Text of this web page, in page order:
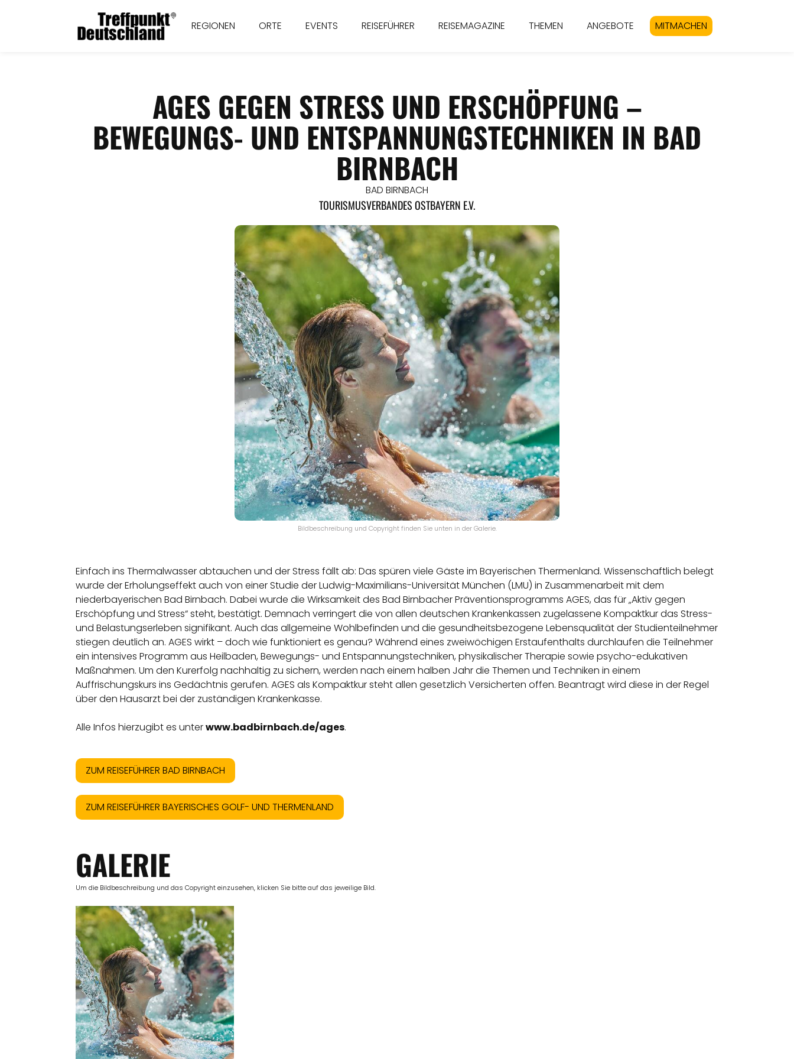
REGIONEN ORTE EVENTS REISEFÜHRER REISEMAGAZINE THEMEN ANGEBOTE MITMACHEN
AGES GEGEN STRESS UND ERSCHÖPFUNG –
BEWEGUNGS- UND ENTSPANNUNGSTECHNIKEN IN BAD
BIRNBACH
BAD BIRNBACH
TOURISMUSVERBANDES OSTBAYERN E.V.
Bildbeschreibung und Copyright finden Sie unten in der Galerie.
Einfach ins Thermalwasser abtauchen und der Stress fällt ab: Das spüren viele Gäste im Bayerischen Thermenland. Wissenschaftlich belegt
wurde der Erholungseffekt auch von einer Studie der Ludwig-Maximilians-Universität München (LMU) in Zusammenarbeit mit dem
niederbayerischen Bad Birnbach. Dabei wurde die Wirksamkeit des Bad Birnbacher Präventionsprogramms AGES, das für „Aktiv gegen
Erschöpfung und Stress“ steht, bestätigt. Demnach verringert die von allen deutschen Krankenkassen zugelassene Kompaktkur das Stress-
und Belastungserleben signifikant. Auch das allgemeine Wohlbefinden und die gesundheitsbezogene Lebensqualität der Studienteilnehmer
stiegen deutlich an. AGES wirkt – doch wie funktioniert es genau? Während eines zweiwöchigen Erstaufenthalts durchlaufen die Teilnehmer
ein intensives Programm aus Heilbaden, Bewegungs- und Entspannungstechniken, physikalischer Therapie sowie psycho-edukativen
Maßnahmen. Um den Kurerfolg nachhaltig zu sichern, werden nach einem halben Jahr die Themen und Techniken in einem
Auffrischungskurs ins Gedächtnis gerufen. AGES als Kompaktkur steht allen gesetzlich Versicherten offen. Beantragt wird diese in der Regel
über den Hausarzt bei der zuständigen Krankenkasse.
Alle Infos hierzugibt es unterwww.badbirnbach.de/ages.
ZUM REISEFÜHRER BAD BIRNBACH
ZUM REISEFÜHRER BAYERISCHES GOLF- UND THERMENLAND
GALERIE
Um die Bildbeschreibung und das Copyright einzusehen, klicken Sie bitte auf das jeweilige Bild.